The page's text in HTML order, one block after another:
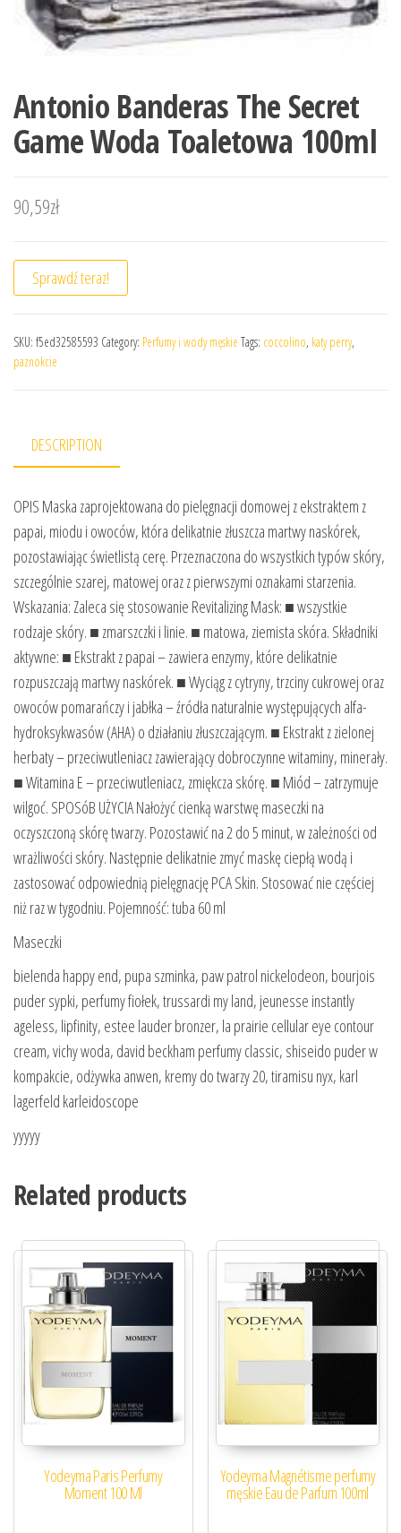
Antonio Banderas The Secret
Game Woda Toaletowa 100ml
90,59zł
Sprawdź teraz!
SKU: f5ed32585593 Category: Perfumy i wody męskie Tags: coccolino, katy perry,
paznokcie
DESCRIPTION
OPIS Maska zaprojektowana do pielęgnacji domowej z ekstraktem z
papai, miodu i owoców, która delikatnie złuszcza martwy naskórek,
pozostawiając świetlistą cerę. Przeznaczona do wszystkich typów skóry,
szczególnie szarej, matowej oraz z pierwszymi oznakami starzenia.
Wskazania: Zaleca się stosowanie Revitalizing Mask: ■ wszystkie
rodzaje skóry. ■ zmarszczki i linie. ■ matowa, ziemista skóra. Składniki
aktywne: ■ Ekstrakt z papai – zawiera enzymy, które delikatnie
rozpuszczają martwy naskórek. ■ Wyciąg z cytryny, trzciny cukrowej oraz
owoców pomarańczy i jabłka – źródła naturalnie występujących alfa-
hydroksykwasów (AHA) o działaniu złuszczającym. ■ Ekstrakt z zielonej
herbaty – przeciwutleniacz zawierający dobroczynne witaminy, minerały.
■ Witamina E – przeciwutleniacz, zmiękcza skórę. ■ Miód – zatrzymuje
wilgoć. SPOSóB UŻYCIA Nałożyć cienką warstwę maseczki na
oczyszczoną skórę twarzy. Pozostawić na 2 do 5 minut, w zależności od
wrażliwości skóry. Następnie delikatnie zmyć maskę ciepłą wodą i
zastosować odpowiednią pielęgnację PCA Skin. Stosować nie częściej
niż raz w tygodniu. Pojemność: tuba 60 ml
Maseczki
bielenda happy end, pupa szminka, paw patrol nickelodeon, bourjois
puder sypki, perfumy fiołek, trussardi my land, jeunesse instantly
ageless, lipfinity, estee lauder bronzer, la prairie cellular eye contour
cream, vichy woda, david beckham perfumy classic, shiseido puder w
kompakcie, odżywka anwen, kremy do twarzy 20, tiramisu nyx, karl
lagerfeld karleidoscope
yyyyy
Related products
Yodeyma Paris Perfumy
Moment 100 Ml
Yodeyma Magnétisme perfumy
męskie Eau de Parfum 100ml